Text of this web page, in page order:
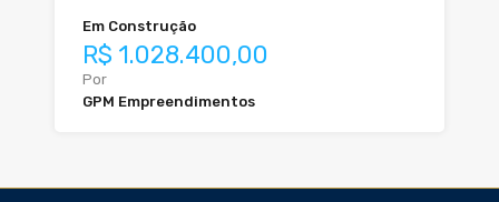
Em Construção
R$ 1.028.400,00
Por
GPM Empreendimentos